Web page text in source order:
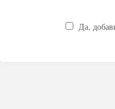
Да,